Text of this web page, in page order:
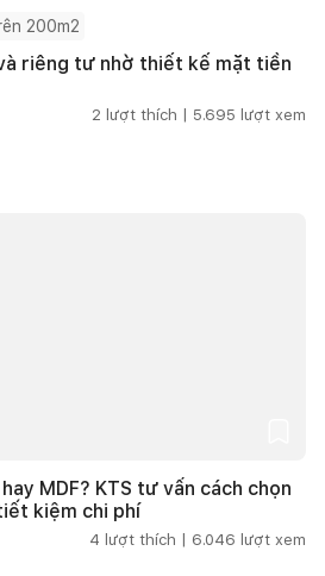
200m2
riêng tư nhờ thiết kế mặt tiền
2 lượt thích | 5.695 lượt xem
MDF? KTS tư vấn cách chọn
kiệm chi phí
4 lượt thích | 6.046 lượt xem